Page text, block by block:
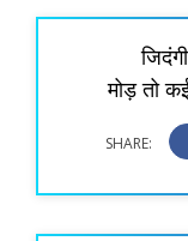
मोड़ तो
SHARE: